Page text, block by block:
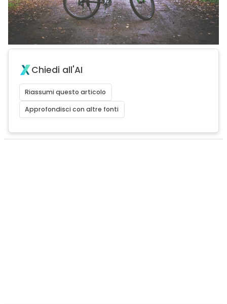
Chiedi all'AI
Riassumi questo articolo
Approfondisci con altre fonti